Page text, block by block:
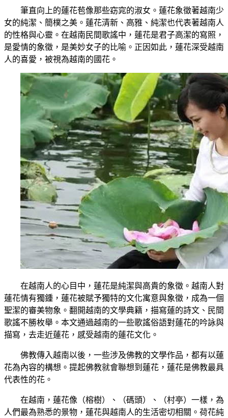
筆直向上的蓮花苞像那些窈窕的淑女。蓮花象徵著越南少
女的純潔、簡樸之美。蓮花清新、高雅、純潔也代表著越南人
的性格與心靈。在越南民間歌謠中，蓮花是君子高潔的寫照，
是愛情的象徵，是美妙女子的比喻。正因如此，蓮花深受越南
人的喜愛，被視為越南的國花。
在越南人的心目中，蓮花是純潔與高貴的象徵。越南人對
蓮花情有獨鍾，蓮花被賦予獨特的文化寓意與象徵，成為一個
聖潔的審美物象。翻開越南的文學典籍，描寫蓮的詩文、民間
歌謠不勝枚舉。本文通過越南的一些歌謠俗語對蓮花的吟詠與
描寫，去走近蓮花，感受越南的蓮花文化。
佛教傳入越南以後，一些涉及佛教的文學作品，都有以蓮
花為內容的構想。提起佛教就會聯想到蓮花，蓮花是佛教最具
代表性的花。
在越南，蓮花像（榕樹）、（碼頭）、（村亭）一樣，為
人們最為熟悉的景物，蓮花與越南人的生活密切相關。荷花純